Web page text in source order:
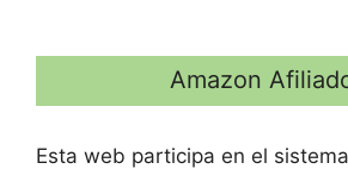
Amazon
Esta web participa en el